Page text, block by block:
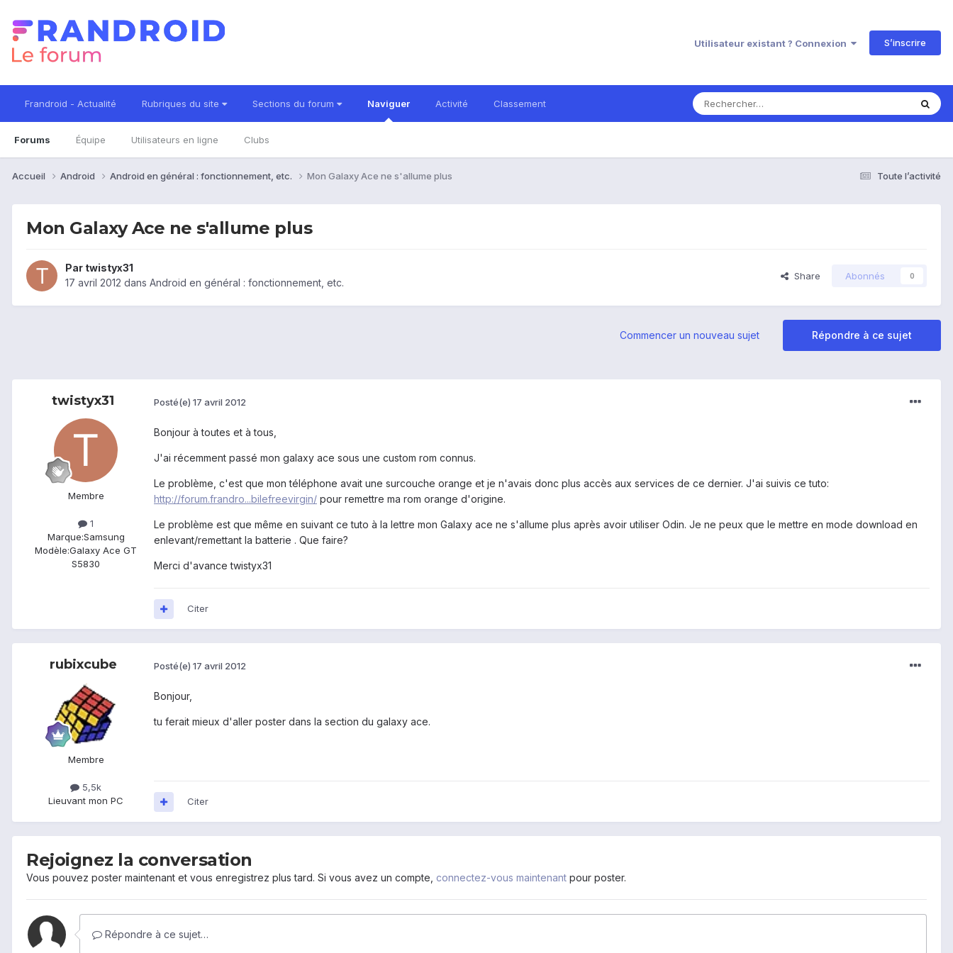
Utilisateur existant ? Connexion S’inscrire
Frandroid - Actualité Rubriques du site Sections du forum Naviguer
Forums Équipe Utilisateurs en ligne Clubs
Activité Classement
Toute l’activité
Accueil Android Android en général : fonctionnement, etc. Mon Galaxy Ace ne s'allume plus
Mon Galaxy Ace ne s'allume plus
Par twistyx31
17 avril 2012 dans Android en général : fonctionnement, etc.
Share Abonnés 0
Répondre à ce sujet
Commencer un nouveau sujet
twistyx31
Membre
1
Marque:Samsung
Modèle:Galaxy Ace GT
S5830
Posté(e) 17 avril 2012
Bonjour à toutes et à tous,
J'ai récemment passé mon galaxy ace sous une custom rom connus.
Le problème, c'est que mon téléphone avait une surcouche orange et je n'avais donc plus accès aux services de ce dernier. J'ai suivis ce tuto:
http://forum.frandro...bilefreevirgin/ pour remettre ma rom orange d'origine.
Le problème est que même en suivant ce tuto à la lettre mon Galaxy ace ne s'allume plus après avoir utiliser Odin. Je ne peux que le mettre en mode download en
enlevant/remettant la batterie . Que faire?
Merci d'avance twistyx31
Citer
rubixcube
Membre
5,5k
Lieuvant mon PC
Posté(e) 17 avril 2012
Bonjour,
tu ferait mieux d'aller poster dans la section du galaxy ace.
Citer
Rejoignez la conversation
Vous pouvez poster maintenant et vous enregistrez plus tard. Si vous avez un compte, connectez-vous maintenant pour poster.
Répondre à ce sujet…